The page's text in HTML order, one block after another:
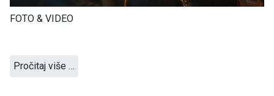
FOTO & VIDEO
Pročitaj više …